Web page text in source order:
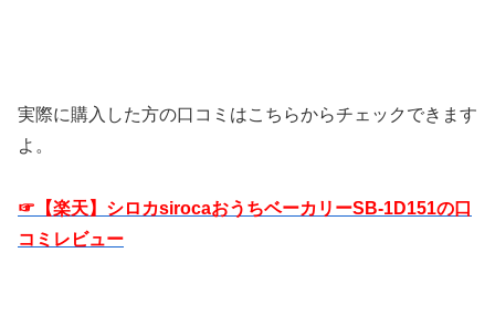
実際に購入した方の口コミはこちらからチェックできます
よ。
☞【楽天】シロカsirocaおうちベーカリーSB-1D151の口
コミレビュー